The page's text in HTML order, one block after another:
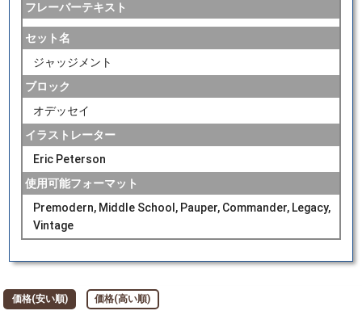
フレーバーテキスト
セット名
ジャッジメント
ブロック
オデッセイ
イラストレーター
Eric Peterson
使用可能フォーマット
Premodern, Middle School, Pauper, Commander, Legacy,
Vintage
価格(安い順) 価格(高い順)